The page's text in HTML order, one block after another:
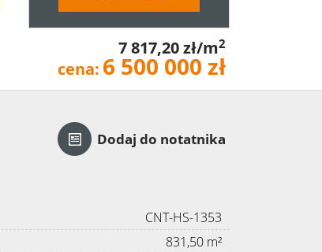
7 817,20 zł/m2
cena: 6 500 000 zł
Dodaj do notatnika
CNT-HS-1353
831,50 m²